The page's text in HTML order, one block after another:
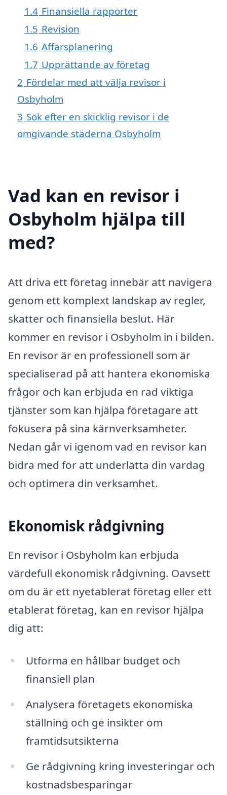
1.4 Finansiella rapporter
1.5 Revision
1.6 Affärsplanering
1.7 Upprättande av företag
2 Fördelar med att välja revisor i
Osbyholm
3 Sök efter en skicklig revisor i de
omgivande städerna Osbyholm
Vad kan en revisor i
Osbyholm hjälpa till
med?
Att driva ett företag innebär att navigera
genom ett komplext landskap av regler,
skatter och finansiella beslut. Här
kommer en revisor i Osbyholm in i bilden.
En revisor är en professionell som är
specialiserad på att hantera ekonomiska
frågor och kan erbjuda en rad viktiga
tjänster som kan hjälpa företagare att
fokusera på sina kärnverksamheter.
Nedan går vi igenom vad en revisor kan
bidra med för att underlätta din vardag
och optimera din verksamhet.
Ekonomisk rådgivning
En revisor i Osbyholm kan erbjuda
värdefull ekonomisk rådgivning. Oavsett
om du är ett nyetablerat företag eller ett
etablerat företag, kan en revisor hjälpa
dig att:
Utforma en hållbar budget och
finansiell plan
Analysera företagets ekonomiska
ställning och ge insikter om
framtidsutsikterna
Ge rådgivning kring investeringar och
kostnadsbesparingar